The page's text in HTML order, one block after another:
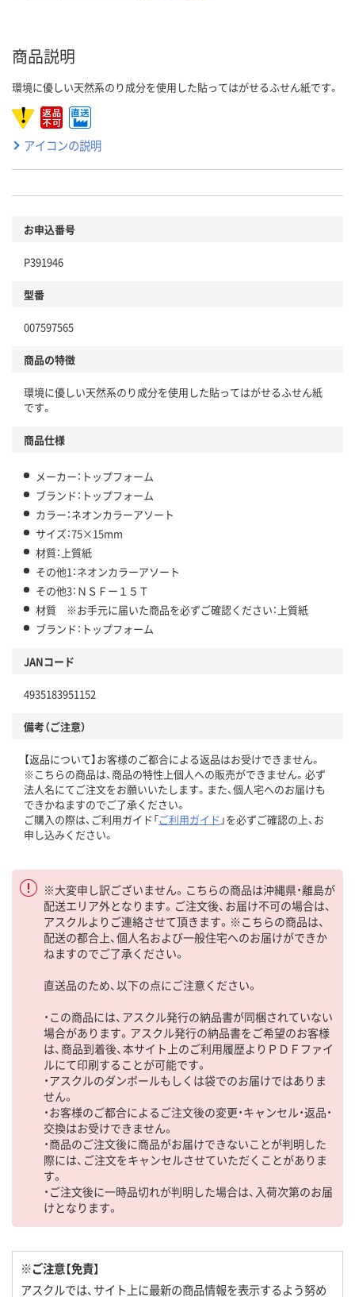
商品説明
環境に優しい天然系のり成分を使用した貼ってはがせるふせん紙です。
アイコンの説明
お申込番号
P391946
型番
007597565
商品の特徴
環境に優しい天然系のり成分を使用した貼ってはがせるふせん紙
です。
商品仕様
メーカー：トップフォーム
ブランド：トップフォーム
カラー：ネオンカラーアソート
サイズ：75×15mm
材質：上質紙
その他1：ネオンカラーアソート
その他3：ＮＳＦー１５Ｔ
材質 ※お手元に届いた商品を必ずご確認ください：上質紙
ブランド：トップフォーム
JANコード
4935183951152
備考（ご注意）
【返品について】お客様のご都合による返品はお受けできません。
※こちらの商品は、商品の特性上個人への販売ができません。必ず
法人名にてご注文をお願いいたします。また、個人宅へのお届けも
できかねますのでご了承ください。
ご購入の際は、ご利用ガイド「ご利用ガイド 」を必ずご確認の上、お
申し込みください。
※大変申し訳ございません。こちらの商品は沖縄県・離島が
配送エリア外となります。ご注文後、お届け不可の場合は、
アスクルよりご連絡させて頂きます。※こちらの商品は、
配送の都合上、個人名および一般住宅へのお届けができか
ねますのでご了承ください。
直送品のため、以下の点にご注意ください。
・この商品には、アスクル発行の納品書が同梱されていない
場合があります。アスクル発行の納品書をご希望のお客様
は、商品到着後、本サイト上のご利用履歴よりＰＤＦファイ
ルにて印刷することが可能です。
・アスクルのダンボールもしくは袋でのお届けではありま
せん。
・お客様のご都合によるご注文後の変更・キャンセル・返品・
交換はお受けできません。
・商品のご注文後に商品がお届けできないことが判明した
際には、ご注文をキャンセルさせていただくことがありま
す。
・ご注文後に一時品切れが判明した場合は、入荷次第のお届
けとなります。
※ご注意【免責】
アスクルでは、サイト上に最新の商品情報を表示するよう努め